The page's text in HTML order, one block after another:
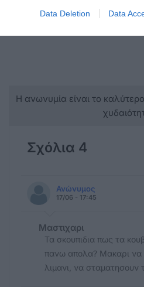
Data Deletion Data
Η ανωνυμία είναι το
Σχόλια 4
Ανώνυμος
17/06 - 17:45
Μαστιχαρι
Τα σκουπιδια πως τα
πανω απολα? Μακαρι να
λιμανι, να σταματησουν